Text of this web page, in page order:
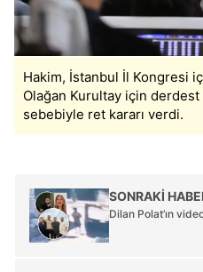
Hakim, İstanbul İl Kongresi
Olağan Kurultay için derdest
sebebiyle ret kararı verdi.
SONRAKİ
Dilan Polat’ın